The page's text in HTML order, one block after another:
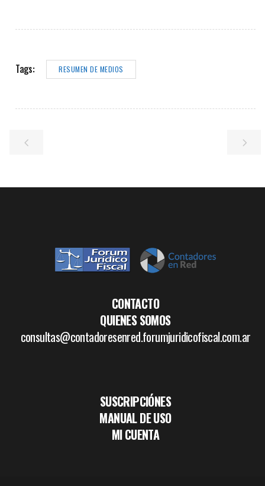
Tags: RESUMEN DE MEDIOS
CONTACTO
QUIENES SOMOS
consultas@contadoresenred.forumjuridicofiscal.com.ar
SUSCRIPCIÓNES
MANUAL DE USO
MI CUENTA